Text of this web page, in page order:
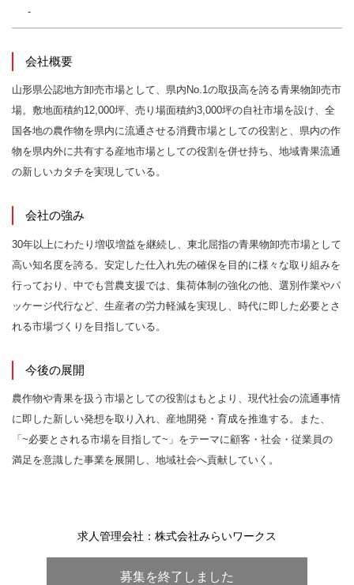
-
会社概要
山形県公認地方卸売市場として、県内No.1の取扱高を誇る青果物卸売市
場。敷地面積約12,000坪、売り場面積約3,000坪の自社市場を設け、全
国各地の農作物を県内に流通させる消費市場としての役割と、県内の作
物を県内外に共有する産地市場としての役割を併せ持ち、地域青果流通
の新しいカタチを実現している。
会社の強み
30年以上にわたり増収増益を継続し、東北屈指の青果物卸売市場として
高い知名度を誇る。安定した仕入れ先の確保を目的に様々な取り組みを
行っており、中でも営農支援では、集荷体制の強化の他、選別作業やパ
ッケージ代行など、生産者の労力軽減を実現し、時代に即した必要とさ
れる市場づくりを目指している。
今後の展開
農作物や青果を扱う市場としての役割はもとより、現代社会の流通事情
に即した新しい発想を取り入れ、産地開発・育成を推進する。また、
「~必要とされる市場を目指して~」をテーマに顧客・社会・従業員の
満足を意識した事業を展開し、地域社会へ貢献していく。
募集を終了しました
求人管理会社：株式会社みらいワークス